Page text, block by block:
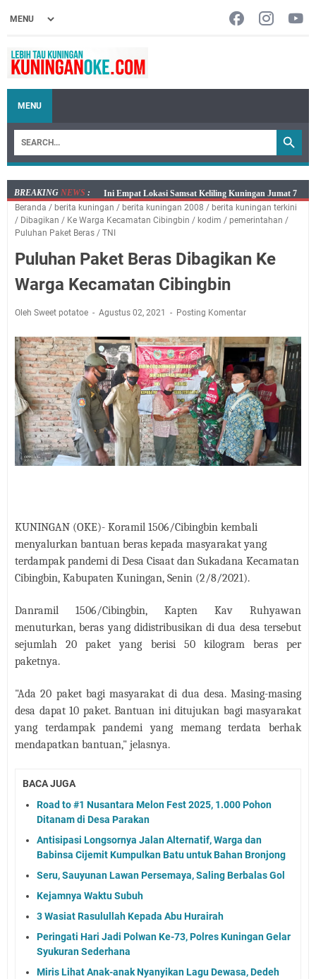
MENU
BREAKING NEWS :
Jumat 7 Agustus 2026 Mobil SIM Keliling Ada di
Kecamatan Sindangagung
Embun Pagi Jumat 8 Agustus 2026: Jika Keberkahan
Kelaparan Meskipun Memiliki Sekarung Penuh Uang
Salat Lima Waktu itu Bukan Cuma Kewajiban, Tapi
Jadwal Salat Wilayah Kuningan Jumat 7 Agustus 2026
Nobar Final Piala Presiden 2026 Bersama Kebo Bule
Sangat Seru
Warga Mulai Kesulitan Air Bersih Akibat Kekeringan,
Polres Kuningan dan PAM Tirta Kamuning Salurakan
12 Ribu Liter
Uniku Jadi Tuan Rumah Pendampingan Penyusunan
Dokumen SPMI
Sudahkah Kita Merdeka Dari Hawa Nafsu?
2026 Ada Tiga, Tapi yang Bakal Dihadiri Hanya Satu
Ini Empat Lokasi Samsat Keliling Kuningan Jumat 7
Agustus 2026
Beranda / berita kuningan / berita kuningan 2008 / berita kuningan terkini
/ Dibagikan / Ke Warga Kecamatan Cibingbin / kodim / pemerintahan /
Puluhan Paket Beras / TNI
Puluhan Paket Beras Dibagikan Ke
Warga Kecamatan Cibingbin
Oleh Sweet potatoe Agustus 02, 2021 Posting Komentar
KUNINGAN (OKE)- Koramil 1506/Cibingbin kembali
menyalurkan bantuan beras kepada masyarakat yang
terdampak pandemi di Desa Cisaat dan Sukadana Kecamatan
Cibingbin, Kabupaten Kuningan, Senin (2/8/2021).
Danramil 1506/Cibingbin, Kapten Kav Ruhyawan
menuturkan, beras yang didistribusikan di dua desa tersebut
sejumlah 20 paket yang berisi 50 kilogram beras per
paketnya.
"Ada 20 paket bagi masyarakat di dua desa. Masing-masing
desa dapat 10 paket. Bantuan ini ditujukan bagi masyarakat
yang terdampak pandemi yang memang terdata berhak
mendapatkan bantuan," jelasnya.
BACA JUGA
Road to #1 Nusantara Melon Fest 2025, 1.000 Pohon
Ditanam di Desa Parakan
Antisipasi Longsornya Jalan Alternatif, Warga dan
Babinsa Cijemit Kumpulkan Batu untuk Bahan Bronjong
Seru, Sauyunan Lawan Persemaya, Saling Berbalas Gol
Kejamnya Waktu Subuh
3 Wasiat Rasulullah Kepada Abu Hurairah
Peringati Hari Jadi Polwan Ke-73, Polres Kuningan Gelar
Syukuran Sederhana
Miris Lihat Anak-anak Nyanyikan Lagu Dewasa, Dedeh